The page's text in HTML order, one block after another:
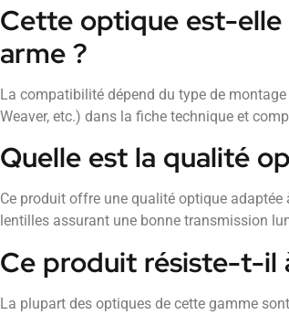
Cette optique est-
arme ?
La compatibilité dépend du type de
Weaver, etc.) dans la fiche technique et
Quelle est la qualité
Ce produit offre une qualité optique
lentilles assurant une bonne transmission
Ce produit résiste-t-il
La plupart des optiques de cette gamme